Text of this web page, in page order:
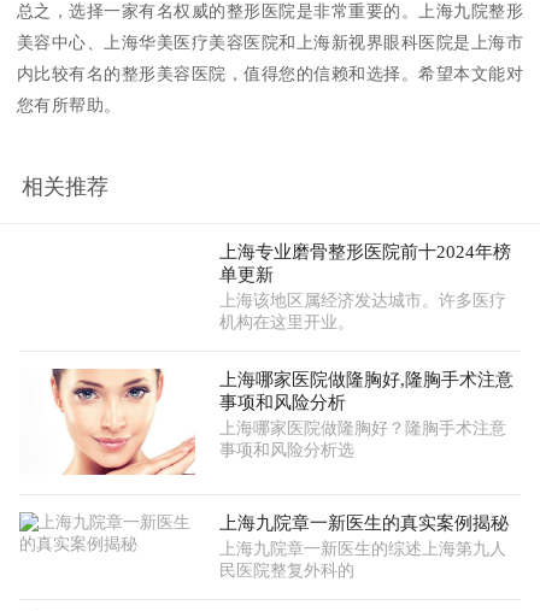
总之，选择一家有名权威的整形医院是非常重要的。上海九院整形
美容中心、上海华美医疗美容医院和上海新视界眼科医院是上海市
内比较有名的整形美容医院，值得您的信赖和选择。希望本文能对
您有所帮助。
相关推荐
上海专业磨骨整形医院前十2024年榜
单更新
上海该地区属经济发达城市。许多医疗
机构在这里开业。
上海哪家医院做隆胸好,隆胸手术注意
事项和风险分析
上海哪家医院做隆胸好？隆胸手术注意
事项和风险分析选
上海九院章一新医生的真实案例揭秘
上海九院章一新医生的综述上海第九人
民医院整复外科的